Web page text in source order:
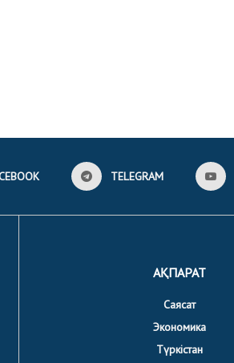
TELEGRAM
АҚПАРАТ
Саясат
Экономика
Түркістан